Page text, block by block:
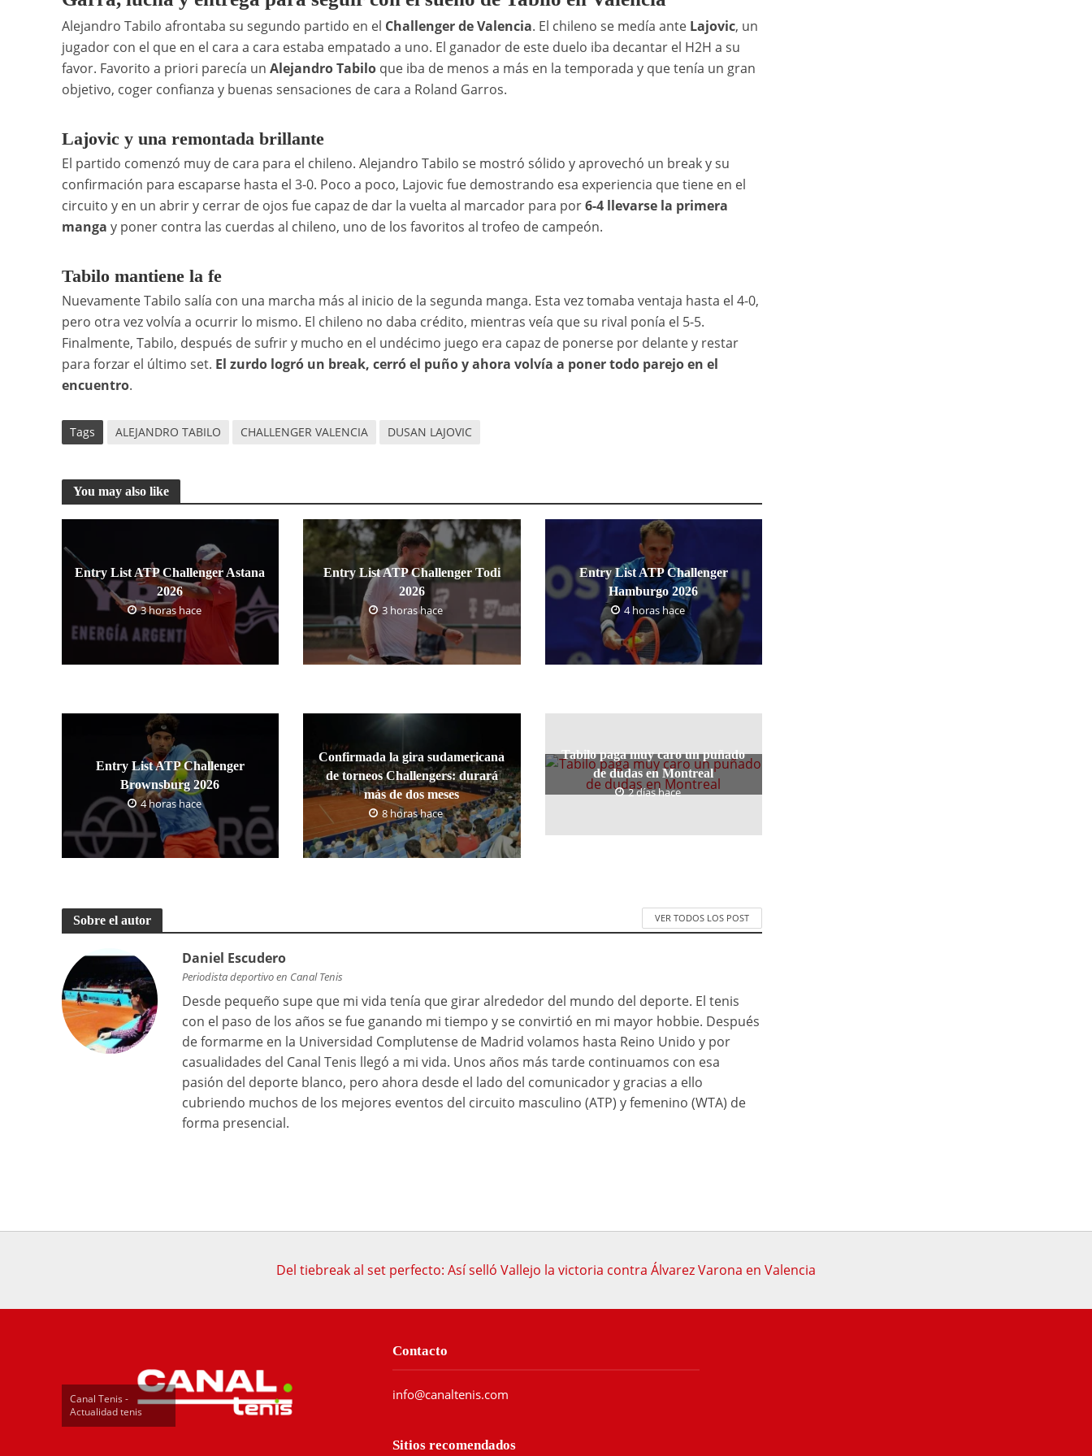
Alejandro Tabilo afrontaba su segundo partido en el Challenger de Valencia. El chileno se medía ante Lajovic, un
jugador con el que en el cara a cara estaba empatado a uno. El ganador de este duelo iba decantar el H2H a su
favor. Favorito a priori parecía un Alejandro Tabiloque iba de menos a más en la temporada y que tenía un gran
objetivo, coger confianza y buenas sensaciones de cara a Roland Garros.
Lajovic y una remontada brillante
El partido comenzó muy de cara para el chileno. Alejandro Tabilo se mostró sólido y aprovechó un break y su
confirmación para escaparse hasta el 3-0. Poco a poco, Lajovic fue demostrando esa experiencia que tiene en el
circuito y en un abrir y cerrar de ojos fue capaz de dar la vuelta al marcador para por6-4 llevarse la primera
manga y poner contra las cuerdas al chileno, uno de los favoritos al trofeo de campeón.
Tabilo mantiene la fe
Nuevamente Tabilo salía con una marcha más al inicio de la segunda manga. Esta vez tomaba ventaja hasta el 4-0,
pero otra vez volvía a ocurrir lo mismo. El chileno no daba crédito, mientras veía que su rival ponía el 5-5.
Finalmente, Tabilo, después de sufrir y mucho en el undécimo juego era capaz de ponerse por delante y restar
para forzar el último set. El zurdo logró un break, cerró el puño y ahora volvía a poner todo parejo en el
encuentro.
Tags ALEJANDRO TABILO CHALLENGER VALENCIA DUSAN LAJOVIC
You may also like
Entry List ATP Challenger Astana
2026
3 horas hace
Entry List ATP Challenger Todi
2026
3 horas hace
Entry List ATP Challenger
Hamburgo 2026
4 horas hace
Entry List ATP Challenger
Brownsburg 2026
4 horas hace
Confirmada la gira sudamericana
de torneos Challengers: durará
más de dos meses
8 horas hace
Tabilo paga muy caro un puñado
de dudas en Montreal
2 días hace
Sobre el autor VER TODOS LOS POST
Daniel Escudero
Periodista deportivo en Canal Tenis
Desde pequeño supe que mi vida tenía que girar alrededor del mundo del deporte. El tenis
con el paso de los años se fue ganando mi tiempo y se convirtió en mi mayor hobbie. Después
de formarme en la Universidad Complutense de Madrid volamos hasta Reino Unido y por
casualidades del Canal Tenis llegó a mi vida. Unos años más tarde continuamos con esa
pasión del deporte blanco, pero ahora desde el lado del comunicador y gracias a ello
cubriendo muchos de los mejores eventos del circuito masculino (ATP) y femenino (WTA) de
forma presencial.
Del tiebreak al set perfecto: Así selló Vallejo la victoria contra Álvarez Varona en Valencia
Canal Tenis -
Actualidad tenis
Contacto
info@canaltenis.com
Sitios recomendados